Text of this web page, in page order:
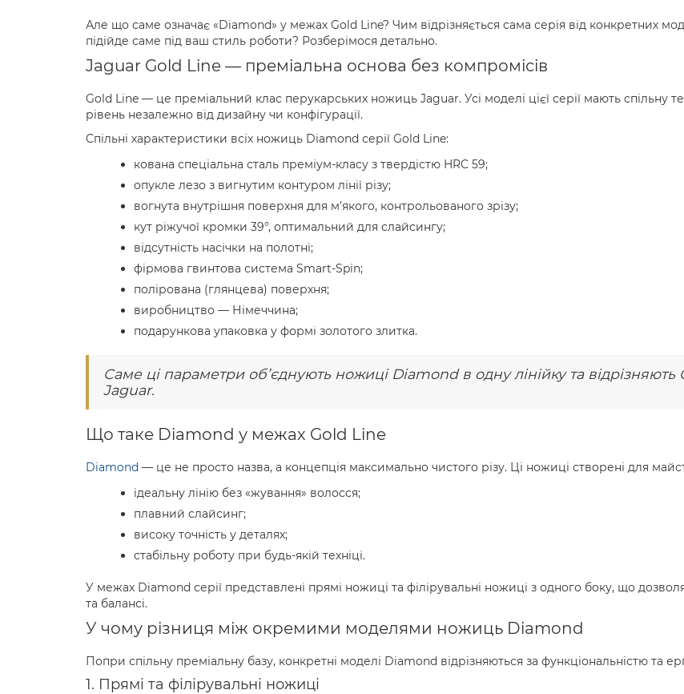
Але що саме означає «Diamond» у межах Gold Line? Чим відрізняється сама серія від конкретних
підійде саме під ваш стиль роботи? Розберімося детально.
Jaguar Gold Line — преміальна основа без компромісів
Gold Line — це преміальний клас перукарських ножиць Jaguar. Усі моделі цієї серії мають спільну
рівень незалежно від дизайну чи конфігурації.
Спільні характеристики всіх ножиць Diamond серії Gold Line:
кована спеціальна сталь преміум-класу з твердістю HRC 59;
опукле лезо з вигнутим контуром лінії різу;
вогнута внутрішня поверхня для м’якого, контрольованого зрізу;
кут ріжучої кромки 39°, оптимальний для слайсингу;
відсутність насічки на полотні;
фірмова гвинтова система Smart-Spin;
полірована (глянцева) поверхня;
виробництво — Німеччина;
подарункова упаковка у формі золотого злитка.
Саме ці параметри об’єднують ножиці Diamond в одну лінійку та відрізняють
Jaguar.
Що таке Diamond у межах Gold Line
Diamond — це не просто назва, а концепція максимально чистого різу. Ці ножиці створені для
ідеальну лінію без «жування» волосся;
плавний слайсинг;
високу точність у деталях;
стабільну роботу при будь-якій техніці.
У межах Diamond серії представлені прямі ножиці та філірувальні ножиці з одного боку, що
та балансі.
У чому різниця між окремими моделями ножиць Diamond
Попри спільну преміальну базу, конкретні моделі Diamond відрізняються за функціональністю та
1. Прямі та філірувальні ножиці